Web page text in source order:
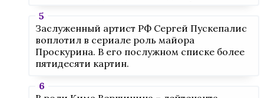
Заслуженный артист РФ Сергей Пускепалис
воплотил в сериале роль майора
Проскурина. В его послужном списке более
пятидесяти картин.